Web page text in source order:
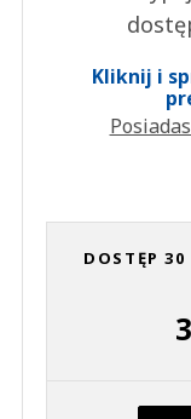
Kliknij i
DOSTĘP